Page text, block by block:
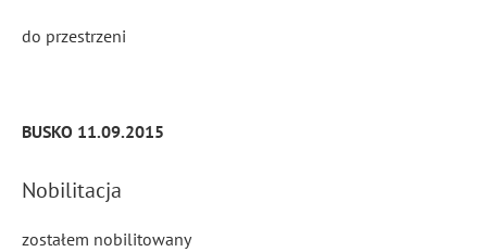
do przestrzeni
BUSKO 11.09.2015
Nobilitacja
zostałem nobilitowany